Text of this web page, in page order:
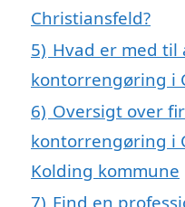
Christiansfeld?
5) Hvad er med til
kontorrengøring i
6) Oversigt over
kontorrengøring i
Kolding kommune
7) Find en